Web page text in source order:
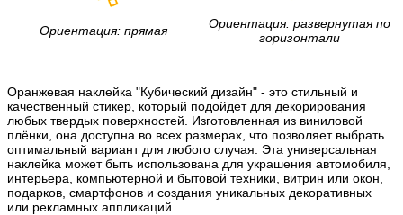
Ориентация: прямая
Ориентация: развернутая по
горизонтали
Оранжевая наклейка "Кубический дизайн" - это стильный и
качественный стикер, который подойдет для декорирования
любых твердых поверхностей. Изготовленная из виниловой
плёнки, она доступна во всех размерах, что позволяет выбрать
оптимальный вариант для любого случая. Эта универсальная
наклейка может быть использована для украшения автомобиля,
интерьера, компьютерной и бытовой техники, витрин или окон,
подарков, смартфонов и создания уникальных декоративных
или рекламных аппликаций